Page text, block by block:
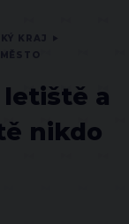
a
nikdo